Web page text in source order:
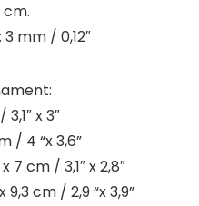
mm / 0,12″
x 3″
/ 4 “x 3,6”
7 cm / 3,1″ x 2,8″
cm / 2,9 “x 3,9”